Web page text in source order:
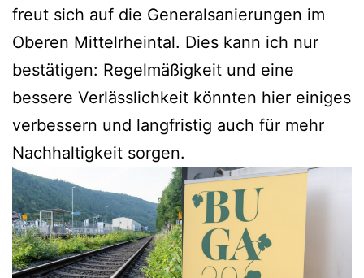
freut sich auf die Generalsanierungen im
Oberen Mittelrheintal. Dies kann ich nur
bestätigen: Regelmäßigkeit und eine
bessere Verlässlichkeit könnten hier einiges
verbessern und langfristig auch für mehr
Nachhaltigkeit sorgen.